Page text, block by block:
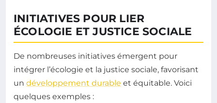
INITIATIVES POUR LIER
ÉCOLOGIE ET JUSTICE SOCIALE
De nombreuses initiatives émergent pour
intégrer l’écologie et la justice sociale, favorisant
un développement durable et équitable. Voici
quelques exemples :